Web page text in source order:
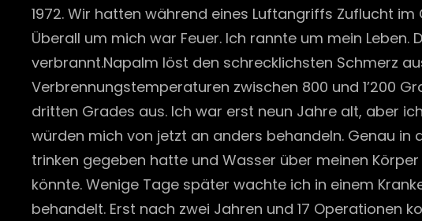
1972. Wir hatten während eines Luftangriffs Zuflucht
Überall um mich war Feuer. Ich rannte um mein
verbrannt.Napalm löst den schrecklichsten Schmerz
Verbrennungstemperaturen zwischen 800 und 1’200
dritten Grades aus. Ich war erst neun Jahre alt, aber
würden mich von jetzt an anders behandeln. Genau
trinken gegeben hatte und Wasser über meinen
könnte. Wenige Tage später wachte ich in einem
behandelt. Erst nach zwei Jahren und 17 Operationen